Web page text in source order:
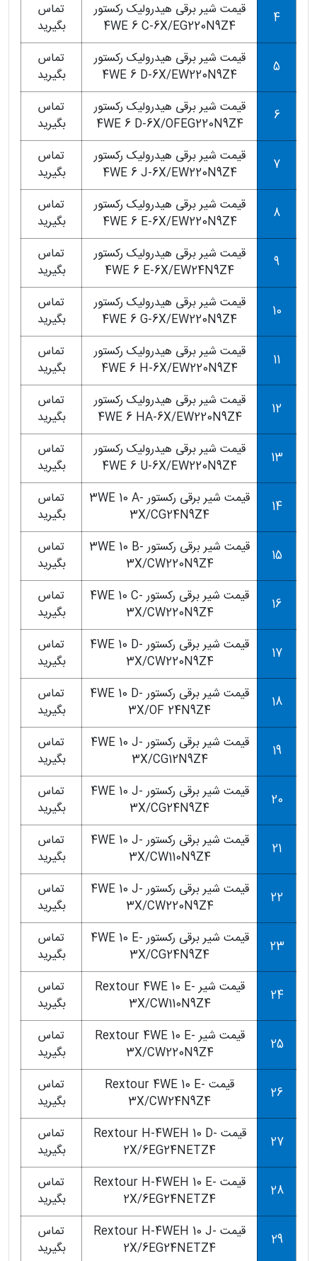
4
قیمت شیر برقی هیدرولیک رکستور
4WE 6 C-6X/EG220N9Z4
تماس
بگیرید
5
قیمت شیر برقی هیدرولیک رکستور
4WE 6 D-6X/EW220N9Z4
تماس
بگیرید
6
قیمت شیر برقی هیدرولیک رکستور
4WE 6 D-6X/OFEG220N9Z4
تماس
بگیرید
7
قیمت شیر برقی هیدرولیک رکستور
4WE 6 J-6X/EW220N9Z4
تماس
بگیرید
8
قیمت شیر برقی هیدرولیک رکستور
4WE 6 E-6X/EW220N9Z4
تماس
بگیرید
9
قیمت شیر برقی هیدرولیک رکستور
4WE 6 E-6X/EW24N9Z4
تماس
بگیرید
10
قیمت شیر برقی هیدرولیک رکستور
4WE 6 G-6X/EW220N9Z4
تماس
بگیرید
11
قیمت شیر برقی هیدرولیک رکستور
4WE 6 H-6X/EW220N9Z4
تماس
بگیرید
12
قیمت شیر برقی هیدرولیک رکستور
4WE 6 HA-6X/EW220N9Z4
تماس
بگیرید
13
قیمت شیر برقی هیدرولیک رکستور
4WE 6 U-6X/EW220N9Z4
تماس
بگیرید
14
قیمت شیر برقی رکستور 3WE 10 A-
3X/CG24N9Z4
تماس
بگیرید
15
قیمت شیر برقی رکستور 3WE 10 B-
3X/CW220N9Z4
تماس
بگیرید
16
قیمت شیر برقی رکستور 4WE 10 C-
3X/CW220N9Z4
تماس
بگیرید
17
قیمت شیر برقی رکستور 4WE 10 D-
3X/CW220N9Z4
تماس
بگیرید
18
قیمت شیر برقی رکستور 4WE 10 D-
3X/OF 24N9Z4
تماس
بگیرید
19
قیمت شیر برقی رکستور 4WE 10 J-
3X/CG12N9Z4
تماس
بگیرید
20
قیمت شیر برقی رکستور 4WE 10 J-
3X/CG24N9Z4
تماس
بگیرید
21
قیمت شیر برقی رکستور 4WE 10 J-
3X/CW110N9Z4
تماس
بگیرید
22
قیمت شیر برقی رکستور 4WE 10 J-
3X/CW220N9Z4
تماس
بگیرید
23
قیمت شیر برقی رکستور 4WE 10 E-
3X/CG24N9Z4
تماس
بگیرید
24
قیمت شیر Rextour 4WE 10 E-
3X/CW110N9Z4
تماس
بگیرید
25
قیمت شیر Rextour 4WE 10 E-
3X/CW220N9Z4
تماس
بگیرید
26
قیمت Rextour 4WE 10 E-
3X/CW24N9Z4
تماس
بگیرید
27
قیمت Rextour H-4WEH 10 D-
2X/6EG24NETZ4
تماس
بگیرید
28
قیمت Rextour H-4WEH 10 E-
2X/6EG24NETZ4
تماس
بگیرید
29
قیمت Rextour H-4WEH 10 J-
2X/6EG24NETZ4
تماس
بگیرید